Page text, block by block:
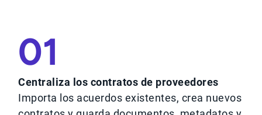
01
Centraliza los contratos de proveedores
Importa los acuerdos existentes, crea nuevos